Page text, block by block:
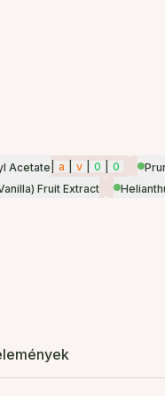
Acetate a v 0 0
Fruit Extract